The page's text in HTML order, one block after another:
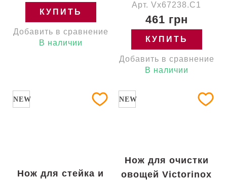
КУПИТЬ
Добавить в сравнение
В наличии
Арт. Vx67238.C1
461 грн
КУПИТЬ
Добавить в сравнение
В наличии
NEW
Нож для стейка и
NEW
Нож для очистки
овощей Victorinox